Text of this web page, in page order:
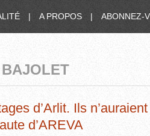
| A PROPOS | ABONNEZ-
d’Arlit. Ils
d’AREVA